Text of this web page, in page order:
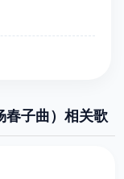
春子曲）相关歌